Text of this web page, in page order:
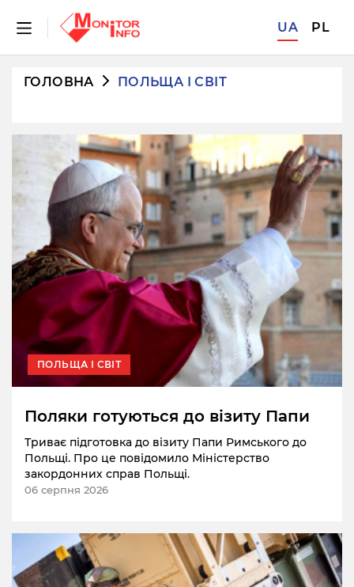
UA PL
ГОЛОВНА ПОЛЬЩА І СВІТ
ПОЛЬЩА І СВІТ
Поляки готуються до візиту Папи
Триває підготовка до візиту Папи Римського до
Польщі. Про це повідомило Міністерство
закордонних справ Польщі.
06 серпня 2026